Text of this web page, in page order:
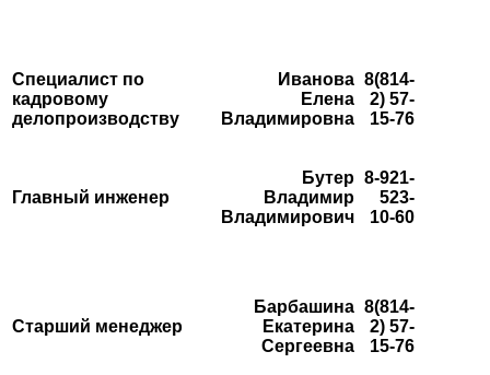
Специалист по
кадровому
делопроизводству
Иванова
Елена
Владимировна
8(814-
2) 57-
15-76
Главный инженер
Бутер
Владимир
Владимирович
8-921-
523-
10-60
Старший менеджер
Барбашина
Екатерина
Сергеевна
8(814-
2) 57-
15-76